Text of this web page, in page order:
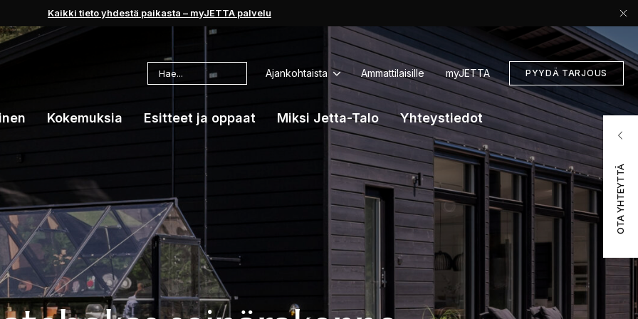
Kaikki tieto yhdestä paikasta – myJETTA palvelu
Kokemuksia Esitteet ja oppaat Miksi Jetta-Talo Yhteystiedot
Haku: Ajankohtaista Ammattilaisille myJETTA PYYDÄ TARJOUS
OTA YHTEYTTÄ